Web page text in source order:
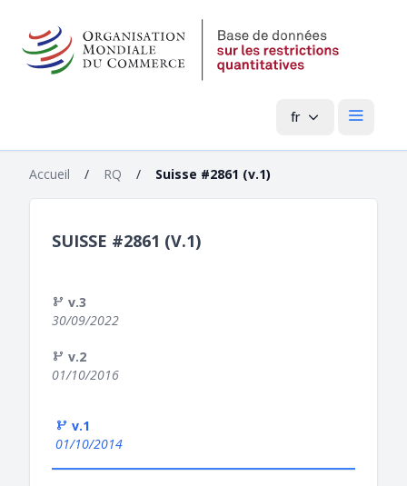
fr Menu
Accueil / RQ / Suisse #2861 (v.1)
SUISSE #2861 (V.1)
v.3
30/09/2022
v.2
01/10/2016
v.1
01/10/2014